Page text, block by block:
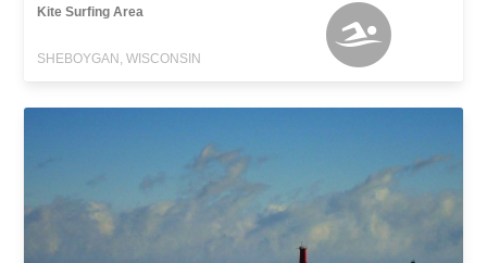
Kite Surfing Area
SHEBOYGAN, WISCONSIN